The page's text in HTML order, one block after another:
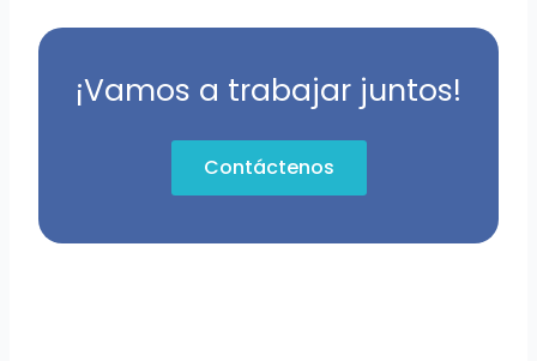
¡Vamos a trabajar juntos!
Contáctenos